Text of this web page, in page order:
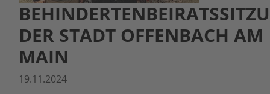
DER STADT OFFENBACH AM
MAIN
19.11.2024